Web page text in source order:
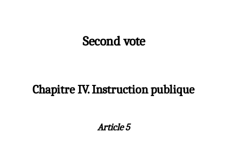
Second vote
Chapitre IV. Instruction publique
Article 5